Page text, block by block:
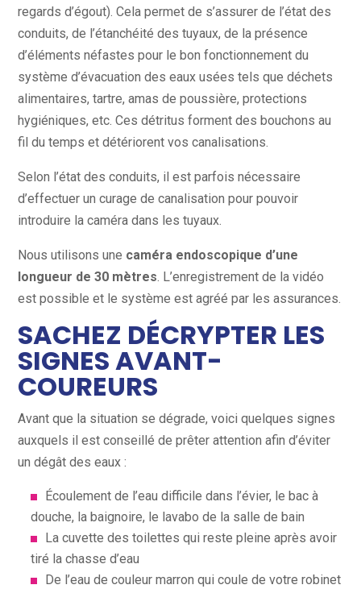
regards d’égout). Cela permet de s’assurer de l’état des
conduits, de l’étanchéité des tuyaux, de la présence
d’éléments néfastes pour le bon fonctionnement du
système d’évacuation des eaux usées tels que déchets
alimentaires, tartre, amas de poussière, protections
hygiéniques, etc. Ces détritus forment des bouchons au
fil du temps et détériorent vos canalisations.
Selon l’état des conduits, il est parfois nécessaire
d’effectuer un curage de canalisation pour pouvoir
introduire la caméra dans les tuyaux.
Nous utilisons une caméra endoscopique d’une
longueur de 30 mètres. L’enregistrement de la vidéo
est possible et le système est agréé par les assurances.
SACHEZ DÉCRYPTER LES
SIGNES AVANT-
COUREURS
Avant que la situation se dégrade, voici quelques signes
auxquels il est conseillé de prêter attention afin d’éviter
un dégât des eaux :
Écoulement de l’eau difficile dans l’évier, le bac à
douche, la baignoire, le lavabo de la salle de bain
La cuvette des toilettes qui reste pleine après avoir
tiré la chasse d’eau
De l’eau de couleur marron qui coule de votre robinet